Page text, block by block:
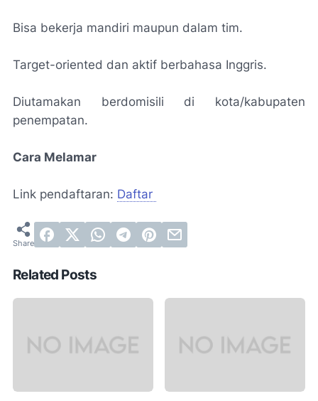
Bisa bekerja mandiri maupun dalam tim.
Target-oriented dan aktif berbahasa Inggris.
Diutamakan berdomisili di kota/kabupaten
penempatan.
Cara Melamar
Link pendaftaran: Daftar
Related Posts